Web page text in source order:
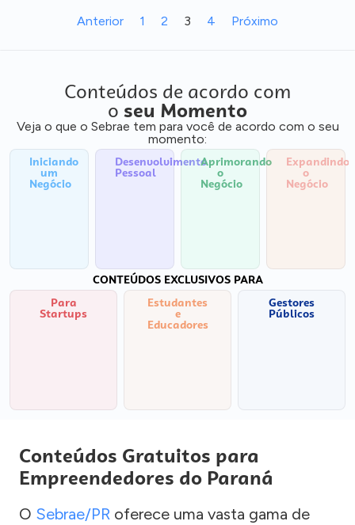
Anterior 1 2 3 4 Próximo
Conteúdos de acordo com
o seu Momento
Veja o que o Sebrae tem para você de acordo com o seu
momento:
Iniciando
um
Negócio
Desenvolvimento
Pessoal
Aprimorando
o
Negócio
Expandindo
o
Negócio
CONTEÚDOS EXCLUSIVOS PARA
Para
Startups
Estudantes
e
Educadores
Gestores
Públicos
Conteúdos Gratuitos para
Empreendedores do Paraná
O Sebrae/PR oferece uma vasta gama de